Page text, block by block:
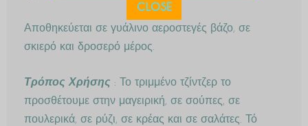
Αποθηκεύεται σε γυάλινο αεροστεγές βάζο, σε
σκιερό και δροσερό μέρος.
Τρόπος Χρήσης : Το τριμμένο τζίντζερ το
προσθέτουμε στην μαγειρική, σε σούπες, σε
πουλερικά, σε ρύζι, σε κρέας και σε σαλάτες. Τό
CLOSE